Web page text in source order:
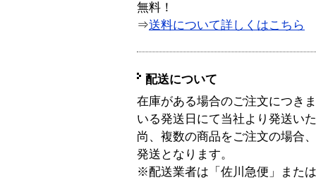
無料！
⇒送料について詳しくはこちら
配送について
在庫がある場合のご注文につき
いる発送日にて当社より発送い
尚、複数の商品をご注文の場合
発送となります。
※配送業者は「佐川急便」また